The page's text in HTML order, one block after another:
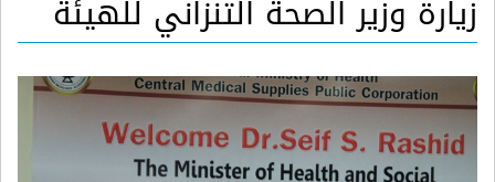
زيارة وزير الصحة التنزاني للهيئة